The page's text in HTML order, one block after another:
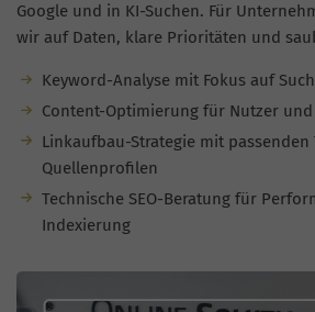
Google und in KI-Suchen. Für
wir auf Daten, klare Prioritäten und
Keyword-Analyse mit Fokus auf
Content-Optimierung für Nutzer
Linkaufbau-Strategie mit
Quellenprofilen
Technische SEO-Beratung für
Indexierung